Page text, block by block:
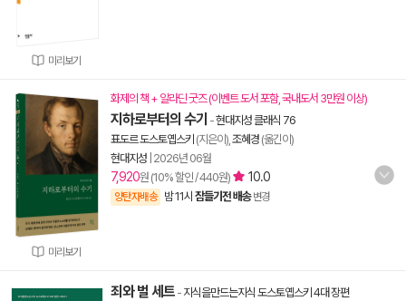
미리보기
미리보기
화제의 책 + 알라딘 굿즈 (이벤트 도서 포함, 국내도서 3만원 이상)
지하로부터의 수기 -현대지성 클래식 76
표도르 도스토옙스키 (지은이), 조혜경 (옮긴이)
현대지성 2026년 06월
7,920원 (10% 할인 / 440원) 10.0
양탄자배송 밤 11시 잠들기전 배송 변경
죄와 벌 세트 - 지식을만드는지식 도스토옙스키 4대 장편